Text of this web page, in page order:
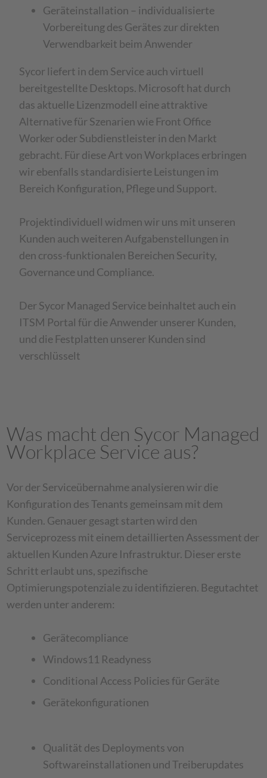
Geräteinstallation – individualisierte
Vorbereitung des Gerätes zur direkten
Verwendbarkeit beim Anwender
Sycor liefert in dem Service auch virtuell
bereitgestellte Desktops. Microsoft hat durch
das aktuelle Lizenzmodell eine attraktive
Alternative für Szenarien wie Front Office
Worker oder Subdienstleister in den Markt
gebracht. Für diese Art von Workplaces erbringen
wir ebenfalls standardisierte Leistungen im
Bereich Konfiguration, Pflege und Support.
Projektindividuell widmen wir uns mit unseren
Kunden auch weiteren Aufgabenstellungen in
den cross-funktionalen Bereichen Security,
Governance und Compliance.
Der Sycor Managed Service beinhaltet auch ein
ITSM Portal für die Anwender unserer Kunden,
und die Festplatten unserer Kunden sind
verschlüsselt
Was macht den Sycor Managed
Workplace Service aus?
Vor der Serviceübernahme analysieren wir die
Konfiguration des Tenants gemeinsam mit dem
Kunden. Genauer gesagt starten wird den
Serviceprozess mit einem detaillierten Assessment der
aktuellen Kunden Azure Infrastruktur. Dieser erste
Schritt erlaubt uns, spezifische
Optimierungspotenziale zu identifizieren. Begutachtet
werden unter anderem:
Gerätecompliance
Windows11 Readyness
Conditional Access Policies für Geräte
Gerätekonfigurationen
Qualität des Deployments von
Softwareinstallationen und Treiberupdates